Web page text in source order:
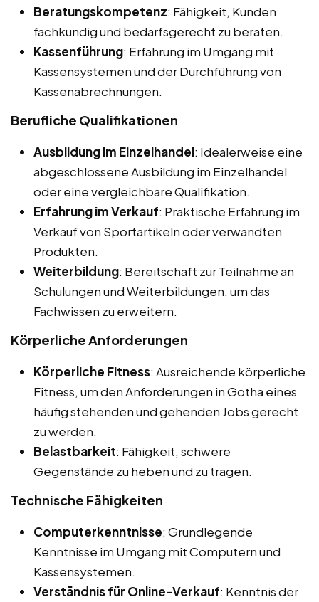
Beratungskompetenz: Fähigkeit, Kunden
fachkundig und bedarfsgerecht zu beraten.
Kassenführung: Erfahrung im Umgang mit
Kassensystemen und der Durchführung von
Kassenabrechnungen.
Berufliche Qualifikationen
Ausbildung im Einzelhandel: Idealerweise eine
abgeschlossene Ausbildung im Einzelhandel
oder eine vergleichbare Qualifikation.
Erfahrung im Verkauf: Praktische Erfahrung im
Verkauf von Sportartikeln oder verwandten
Produkten.
Weiterbildung: Bereitschaft zur Teilnahme an
Schulungen und Weiterbildungen, um das
Fachwissen zu erweitern.
Körperliche Anforderungen
Körperliche Fitness: Ausreichende körperliche
Fitness, um den Anforderungen in Gotha eines
häufig stehenden und gehenden Jobs gerecht
zu werden.
Belastbarkeit: Fähigkeit, schwere
Gegenstände zu heben und zu tragen.
Technische Fähigkeiten
Computerkenntnisse: Grundlegende
Kenntnisse im Umgang mit Computern und
Kassensystemen.
Verständnis für Online-Verkauf: Kenntnis der